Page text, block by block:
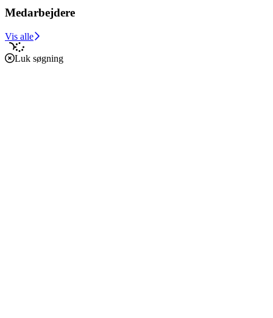
Medarbejdere
Vis alle
Luk søgning